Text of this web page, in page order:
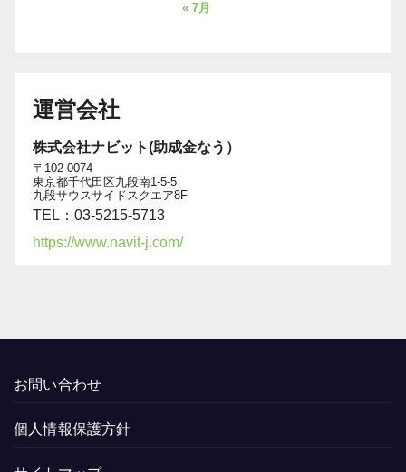
« 7月
運営会社
株式会社ナビット(助成金なう）
〒102-0074
東京都千代田区九段南1-5-5
九段サウスサイドスクエア8F
TEL：03-5215-5713
https://www.navit-j.com/
お問い合わせ
個人情報保護方針